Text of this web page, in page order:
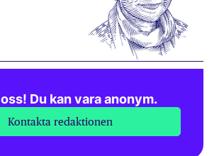
Du kan vara anonym.
Kontakta redaktionen